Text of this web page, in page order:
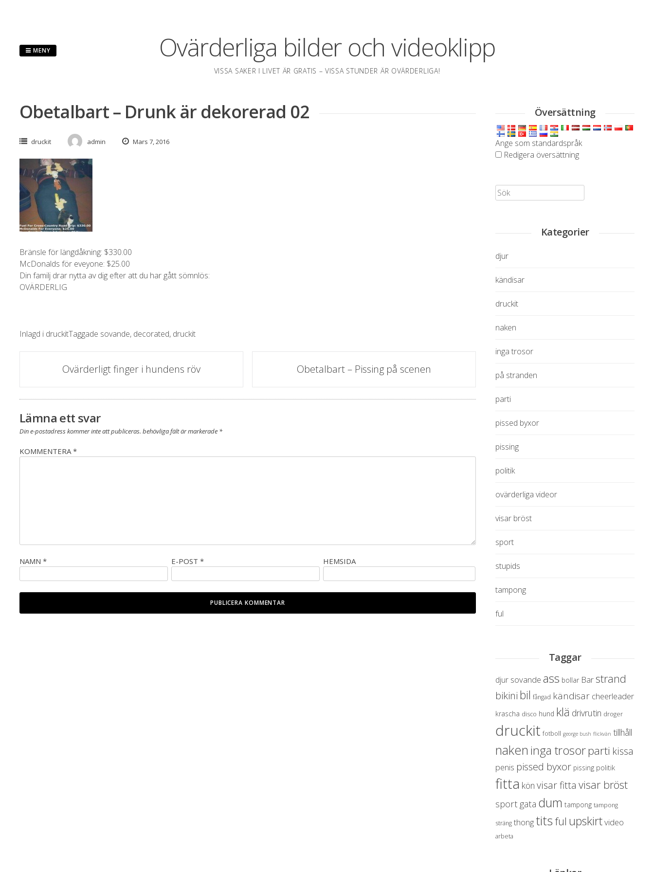
Ovärderliga bilder och videoklipp
VISSA SAKER I LIVET ÄR GRATIS – VISSA STUNDER ÄR OVÄRDERLIGA!
MENY
Obetalbart – Drunk är dekorerad 02
druckit admin Mars 7, 2016
Bränsle för längdåkning: $330.00
McDonalds för eveyone: $25.00
Din familj drar nytta av dig efter att du har gått sömnlös:
OVÄRDERLIG
Inlagd i druckitTaggade sovande, decorated, druckit
navigering
Ovärderligt finger i hundens röv Obetalbart – Pissing på scenen
Lämna ett svar
Din e-postadress kommer inte att publiceras. behövliga fält är markerade *
KOMMENTERA *
NAMN * E-POST* HEMSIDA
Översättning
Ange som standardspråk
Redigera översättning
Sök:
Kategorier
djur
kändisar
druckit
naken
inga trosor
på stranden
parti
pissed byxor
pissing
politik
ovärderliga videor
visar bröst
sport
stupids
tampong
ful
Taggar
djur sovande ass bollar Bar strand
bikini bil fångad kändisar cheerleader
krascha disco hund klä drivrutin droger
druckit fotboll george bush flickvän tillhåll
naken inga trosorparti kissa
penis pissed byxor pissing politik
fitta kön visar fitta visar bröst
sport gata dum tampong tampong
sträng thongtitsful upskirtvideo
arbeta